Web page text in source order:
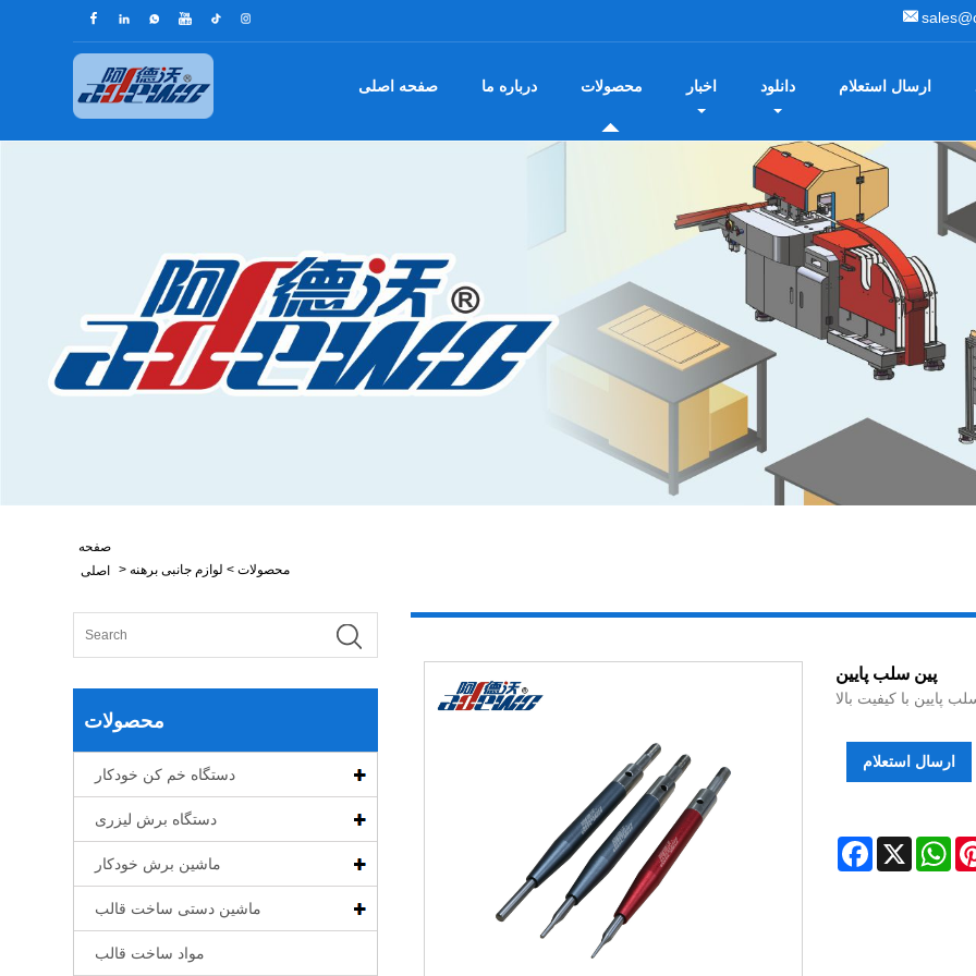
صفحه اصلی درباره ما محصولات اخبار دانلود ارسال استعلام
صفحه
اصلی
> محصولات> لوازم جانبی برهنه
محصولات
دستگاه خم کن خودکار
دستگاه برش لیزری
ماشین برش خودکار
ماشین دستی ساخت قالب
مواد ساخت قالب
پین سلب پایین
پایین با کیفیت بالا
ارسال استعلام
Facebook
X